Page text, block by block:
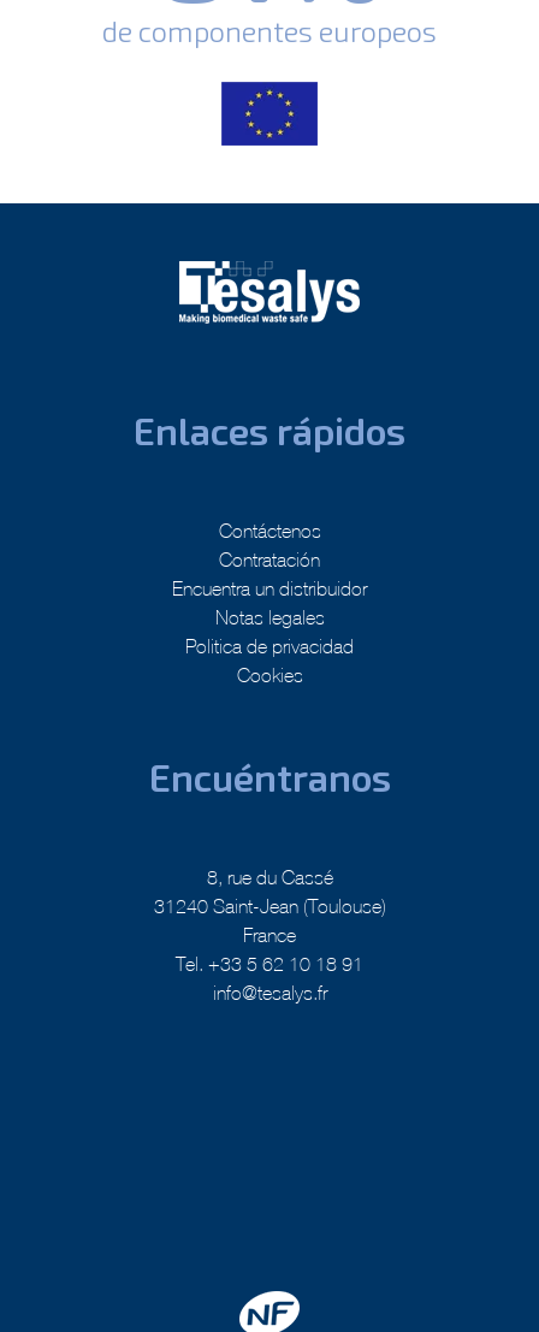
de componentes europeos
Enlaces rápidos
Contáctenos
Contratación
Encuentra un distribuidor
Notas legales
Politica de privacidad
Cookies
Encuéntranos
8, rue du Cassé
31240 Saint-Jean (Toulouse)
France
Tel. +33 5 62 10 18 91
info@tesalys.fr